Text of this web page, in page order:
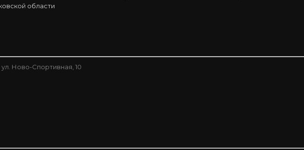
области
Ново-Спортивная, 10